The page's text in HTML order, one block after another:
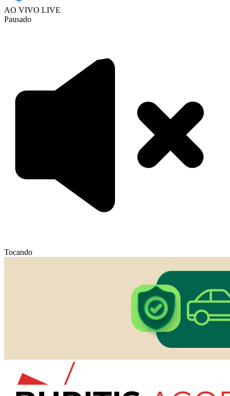
AO VIVO LIVE
Pausado
Tocando